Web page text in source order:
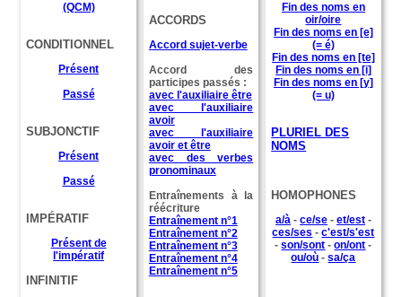
(QCM)
CONDITIONNEL
Présent
Passé
SUBJONCTIF
Présent
Passé
IMPÉRATIF
Présent de
l'impératif
INFINITIF
ACCORDS
Accord sujet-verbe
Accord des
participes passés :
avec l'auxiliaire être
avec l'auxiliaire
avoir
avec l'auxiliaire
avoir et être
avec des verbes
pronominaux
Entraînements à la
réécriture
Entraînement n°1
Entraînement n°2
Entraînement n°3
Entraînement n°4
Entraînement n°5
Fin des noms en
oir/oire
Fin des noms en [e]
(= é)
Fin des noms en [te]
Fin des noms en [i]
Fin des noms en [y]
(= u)
PLURIEL DES
NOMS
HOMOPHONES
a/à- ce/se- et/est-
ces/ses -c'est/s'est
-son/sont -on/ont -
ou/où -sa/ça